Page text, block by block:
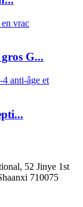
G...
52 Jinye 1st
710075